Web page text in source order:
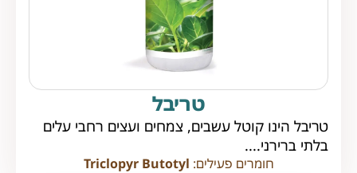
טריבל
טריבל הינו קוטל עשבים, צמחים ועצים רחבי עלים
בלתי ברירני....
חומרים פעילים: Triclopyr Butotyl